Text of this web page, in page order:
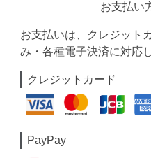
お支払い
お支払いは、クレジット
み・各種電子決済に対応
クレジットカード
PayPay